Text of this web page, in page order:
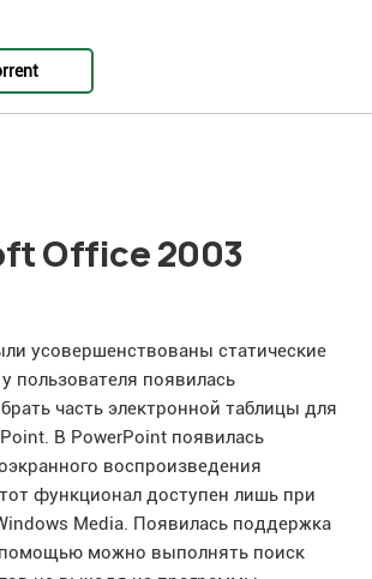
Office 2003
усовершенствованы статические
пользователя появилась
часть электронной таблицы для
В PowerPoint появилась
воспроизведения
функционал доступен лишь при
Media. Появилась поддержка
можно выполнять поиск